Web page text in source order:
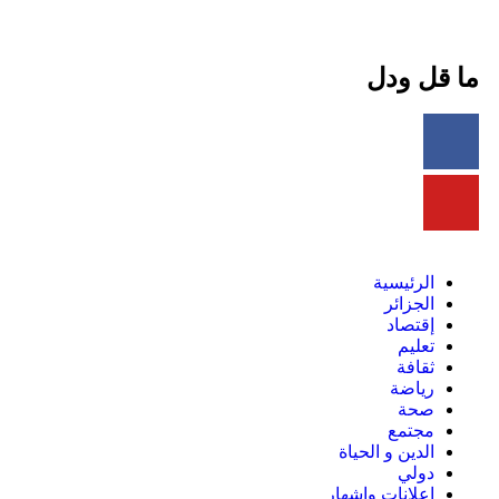
ما قل ودل
الرئيسية
الجزائر
إقتصاد
تعليم
ثقافة
رياضة
صحة
مجتمع
الدين و الحياة
دولي
إعلانات وإشهار